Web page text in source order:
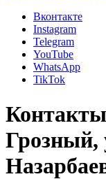
Вконтакте
Instagram
Telegram
YouTube
WhatsApp
TikTok